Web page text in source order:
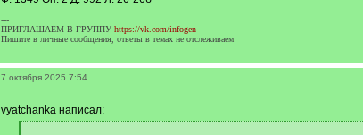
---
ПРИГЛАШАЕМ В ГРУППУ https://vk.com/infogen
Пишите в личные сообщения, ответы в темах не отслеживаем
7 октября 2025 7:54
vyatchanka написал: